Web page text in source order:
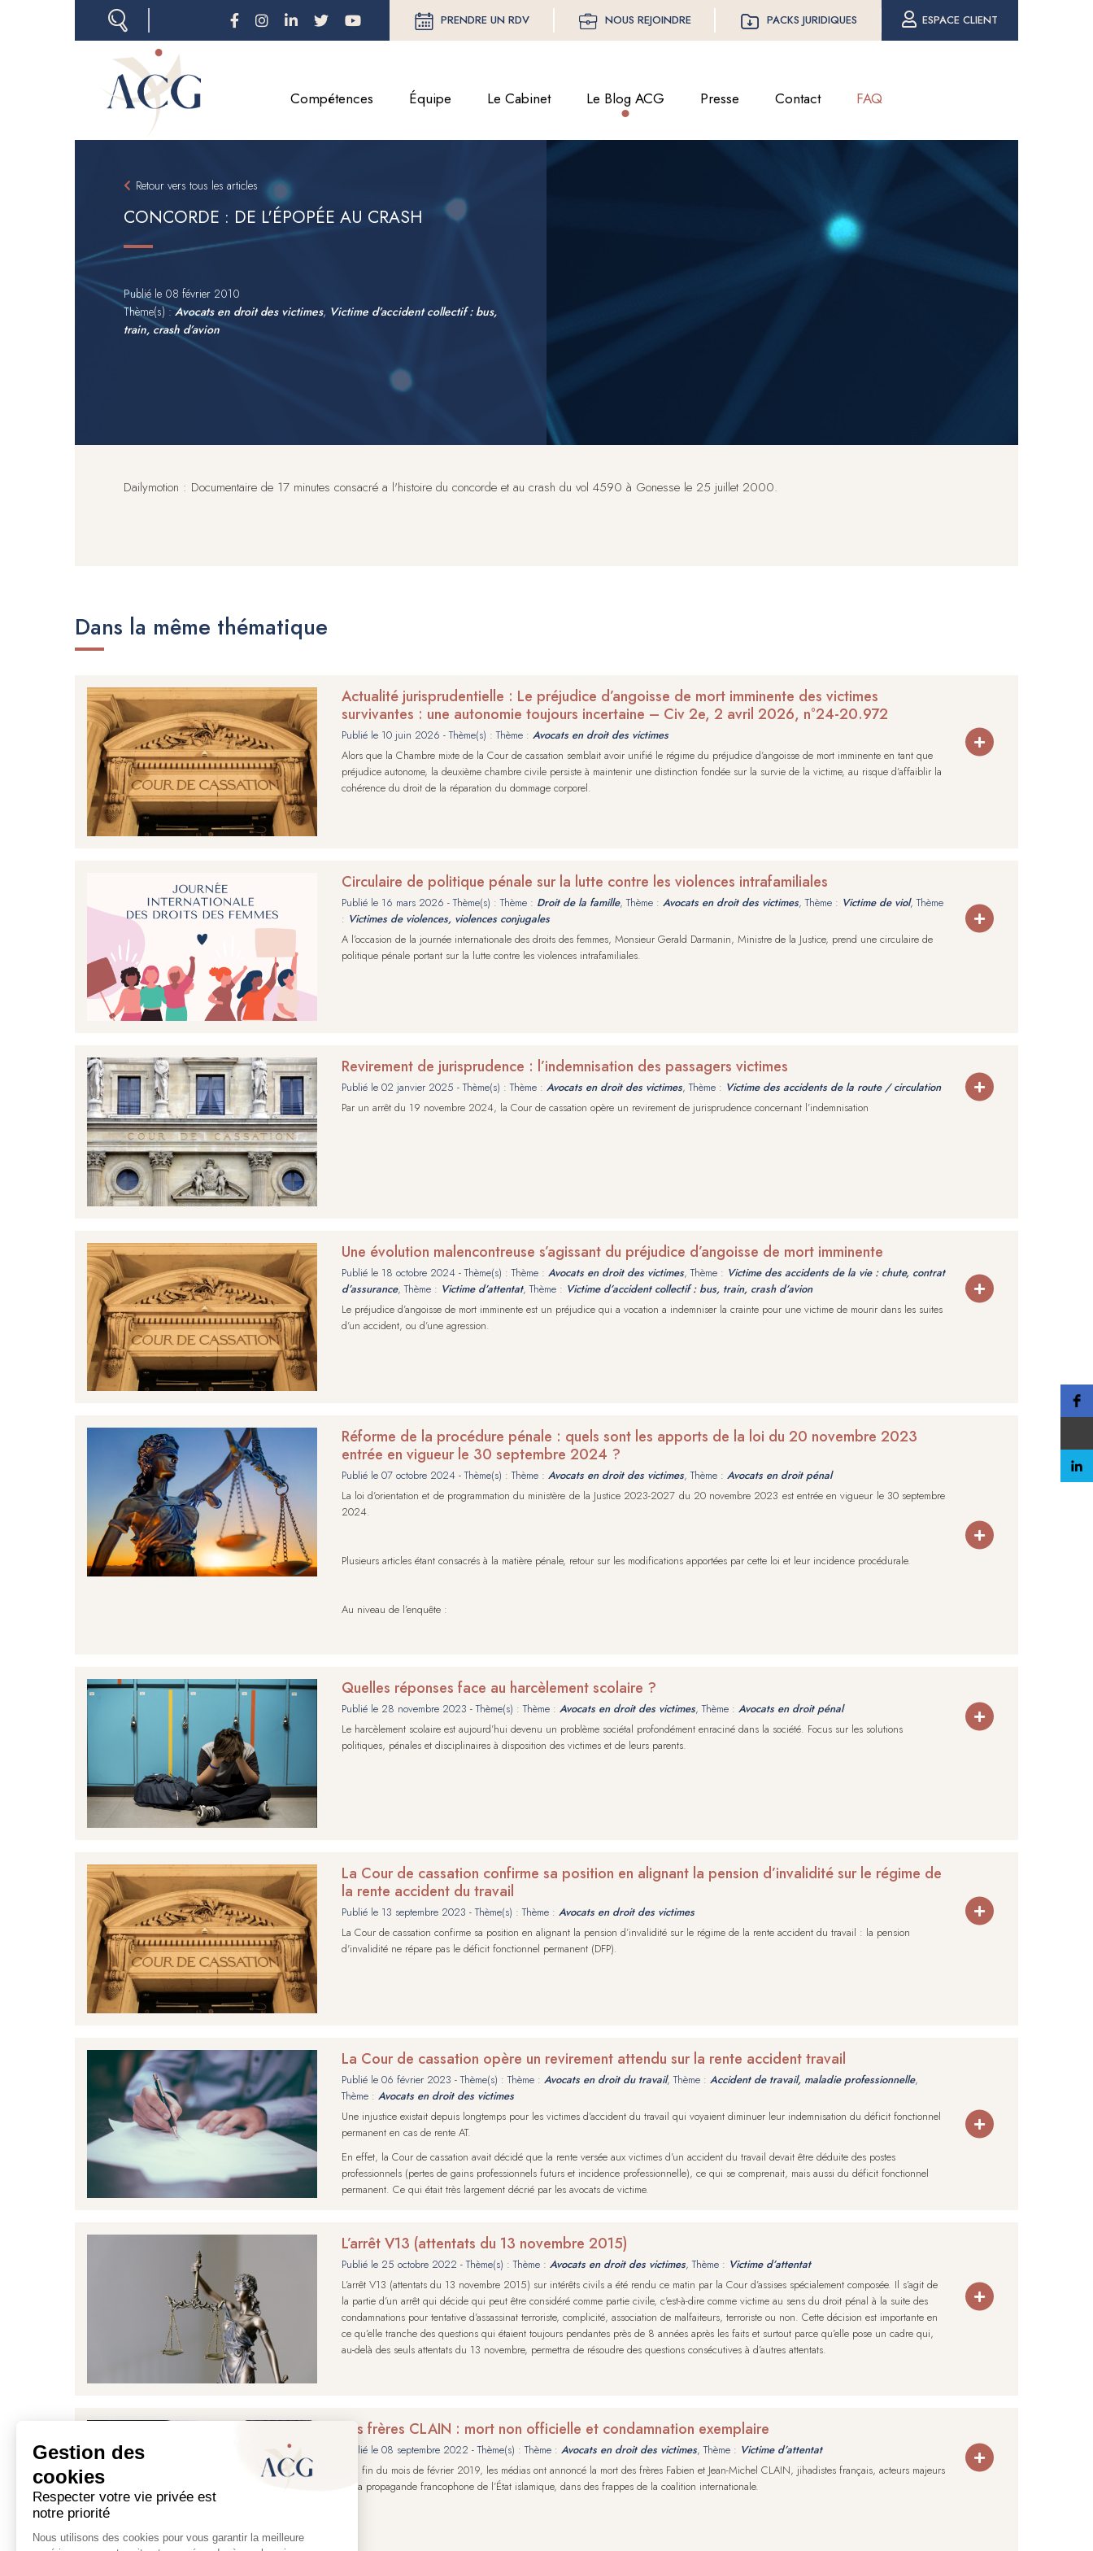
PRENDRE UN RDV NOUS REJOINDRE PACKS JURIDIQUES ESPACE CLIENT
Compétences Équipe Le Cabinet Le Blog ACG Presse Contact FAQ
Retour vers tous les articles
CONCORDE : DE L'ÉPOPÉE AU CRASH
Publié le 08 février 2010
Thème(s) :Avocats en droit des victimes, Victime d’accident collectif : bus,
train, crash d’avion
Dailymotion : Documentaire de 17 minutes consacré a l'histoire du concorde et au crash du vol 4590 à Gonesse le 25 juillet 2000.
Dans la même thématique
Actualité jurisprudentielle : Le préjudice d’angoisse de mort imminente des victimes
survivantes : une autonomie toujours incertaine – Civ 2e, 2 avril 2026, n°24-20.972
Publié le 10 juin 2026 - Thème(s) : Thème : Avocats en droit des victimes
Alors que la Chambre mixte de la Cour de cassation semblait avoir unifié le régime du préjudice d’angoisse de mort imminente en tant que
préjudice autonome, la deuxième chambre civile persiste à maintenir une distinction fondée sur la survie de la victime, au risque d’affaiblir la
cohérence du droit de la réparation du dommage corporel.
Circulaire de politique pénale sur la lutte contre les violences intrafamiliales
Publié le 16 mars 2026 - Thème(s) : Thème : Droit de la famille, Thème : Avocats en droit des victimes, Thème : Victime de viol, Thème
: Victimes de violences, violences conjugales
A l’occasion de la journée internationale des droits des femmes, Monsieur Gerald Darmanin, Ministre de la Justice, prend une circulaire de
politique pénale portant sur la lutte contre les violences intrafamiliales.
Revirement de jurisprudence : l’indemnisation des passagers victimes
Publié le 02 janvier 2025 - Thème(s) : Thème : Avocats en droit des victimes, Thème : Victime des accidents de la route / circulation
Par un arrêt du 19 novembre 2024, la Cour de cassation opère un revirement de jurisprudence concernant l’indemnisation
Une évolution malencontreuse s’agissant du préjudice d’angoisse de mort imminente
Publié le 18 octobre 2024- Thème(s) : Thème : Avocats en droit des victimes, Thème : Victime des accidents de la vie : chute, contrat
d’assurance, Thème : Victime d’attentat, Thème : Victime d’accident collectif : bus, train, crash d’avion
Le préjudice d’angoisse de mort imminente est un préjudice qui a vocation a indemniser la crainte pour une victime de mourir dans les suites
d’un accident, ou d’une agression.
Réforme de la procédure pénale : quels sont les apports de la loi du 20 novembre 2023
entrée en vigueur le 30 septembre 2024 ?
Publié le 07 octobre 2024- Thème(s) : Thème : Avocats en droit des victimes, Thème : Avocats en droit pénal
La loi d’orientation et de programmation du ministère de la Justice 2023-2027 du 20 novembre 2023 est entrée en vigueur le 30 septembre
2024.
Plusieurs articles étant consacrés à la matière pénale, retour sur les modifications apportées par cette loi et leur incidence procédurale.
Au niveau de l’enquête :
Quelles réponses face au harcèlement scolaire ?
Publié le 28 novembre 2023 - Thème(s) : Thème : Avocats en droit des victimes, Thème : Avocats en droit pénal
Le harcèlement scolaire est aujourd’hui devenu un problème sociétal profondément enraciné dans la société. Focus sur les solutions
politiques, pénales et disciplinaires à disposition des victimes et de leurs parents.
La Cour de cassation confirme sa position en alignant la pension d’invalidité sur le régime de
la rente accident du travail
Publié le 13 septembre 2023 - Thème(s) : Thème : Avocats en droit des victimes
La Cour de cassation confirme sa position en alignant la pension d’invalidité sur le régime de la rente accident du travail : la pension
d'invalidité ne répare pas le déficit fonctionnel permanent (DFP).
La Cour de cassation opère un revirement attendu sur la rente accident travail
Publié le 06 février 2023 - Thème(s) : Thème : Avocats en droit du travail, Thème : Accident de travail, maladie professionnelle,
Thème : Avocats en droit des victimes
Une injustice existait depuis longtemps pour les victimes d’accident du travail qui voyaient diminuer leur indemnisation du déficit fonctionnel
permanent en cas de rente AT.
En effet, la Cour de cassation avait décidé que la rente versée aux victimes d’un accident du travail devait être déduite des postes
professionnels (pertes de gains professionnels futurs et incidence professionnelle), ce qui se comprenait, mais aussi du déficit fonctionnel
permanent. Ce qui était très largement décrié par les avocats de victime.
L’arrêt V13 (attentats du 13 novembre 2015)
Publié le 25 octobre 2022 - Thème(s) : Thème : Avocats en droit des victimes, Thème : Victime d’attentat
L’arrêt V13 (attentats du 13 novembre 2015) sur intérêts civils a été rendu ce matin par la Cour d’assises spécialement composée. Il s’agit de
la partie d’un arrêt qui décide qui peut être considéré comme partie civile, c'est-à-dire comme victime au sens du droit pénal à la suite des
condamnations pour tentative d’assassinat terroriste, complicité, association de malfaiteurs, terroriste ou non. Cette décision est importante en
ce qu’elle tranche des questions qui étaient toujours pendantes près de 8 années après les faits et surtout parce qu’elle pose un cadre qui,
au-delà des seuls attentats du 13 novembre, permettra de résoudre des questions consécutives à d’autres attentats.
Les frères CLAIN : mort non officielle et condamnation exemplaire
Publié le 08 septembre 2022 - Thème(s) : Thème : Avocats en droit des victimes, Thème : Victime d’attentat
A la fin du mois de février 2019, les médias ont annoncé la mort des frères Fabien et Jean-Michel CLAIN, jihadistes français, acteurs majeurs
de la propagande francophone de l’État islamique, dans des frappes de la coalition internationale.